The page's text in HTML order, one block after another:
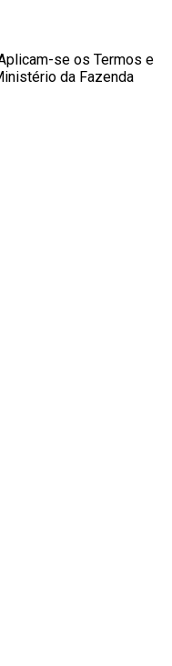
se os Termos e
da Fazenda